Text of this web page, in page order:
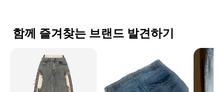
함께 즐겨찾는 브랜드 발견하기